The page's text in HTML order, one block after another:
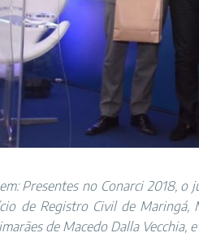
Presentes no Conarci 2018,
de Registro Civil de Maringá,
de Macedo Dalla